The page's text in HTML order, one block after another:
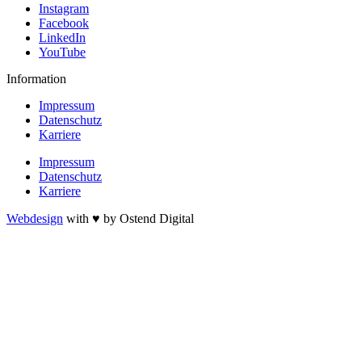
Instagram
Facebook
LinkedIn
YouTube
Information
Impressum
Datenschutz
Karriere
Impressum
Datenschutz
Karriere
Webdesign with ♥ by Ostend Digital